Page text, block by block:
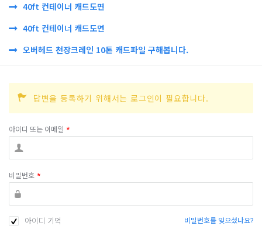
40ft 컨테이너 캐드도면
40ft 컨테이너 캐드도면
오버헤드 천장크레인 10톤 캐드파일 구해봅니다.
답변을 등록하기 위해서는 로그인이 필요합니다.
아이디 또는 이메일 *
비밀번호 *
아이디 기억 비밀번호를 잊으셨나요?